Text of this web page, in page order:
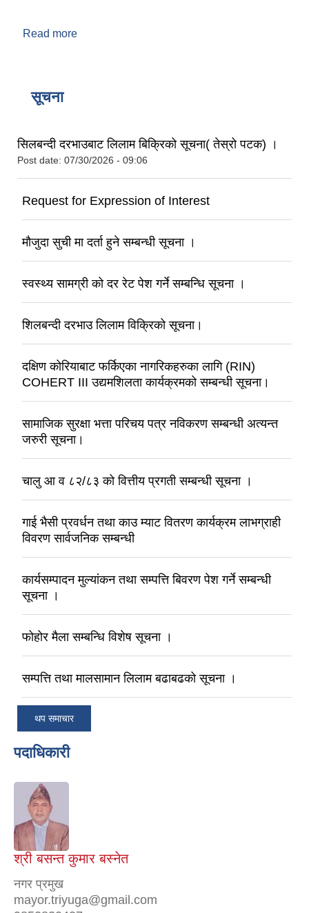
Read more
सूचना
सिलबन्दी दरभाउबाट लिलाम बिक्रिको सूचना( तेस्रो पटक) ।
Post date: 07/30/2026 - 09:06
Request for Expression of Interest
मौजुदा सुची मा दर्ता हुने सम्बन्धी सूचना ।
स्वस्थ्य सामग्री को दर रेट पेश गर्ने सम्बन्धि सूचना ।
शिलबन्दी दरभाउ लिलाम विक्रिको सूचना।
दक्षिण कोरियाबाट फर्किएका नागरिकहरुका लागि (RIN)
COHERT III उद्यमशिलता कार्यक्रमको सम्बन्धी सूचना।
सामाजिक सुरक्षा भत्ता परिचय पत्र नविकरण सम्बन्धी अत्यन्त
जरुरी सूचना।
चालु आ व ८२/८३ को वित्तीय प्रगती सम्बन्धी सूचना ।
गाई भैसी प्रवर्धन तथा काउ म्याट वितरण कार्यक्रम लाभग्राही
विवरण सार्वजनिक सम्बन्धी
कार्यसम्पादन मुल्यांकन तथा सम्पत्ति बिवरण पेश गर्ने सम्बन्धी
सूचना ।
फोहोर मैला सम्बन्धि विशेष सूचना ।
सम्पत्ति तथा मालसामान लिलाम बढाबढको सूचना ।
थप समाचार
पदाधिकारी
श्री बसन्त कुमार बस्नेत
नगर प्रमुख
mayor.triyuga@gmail.com